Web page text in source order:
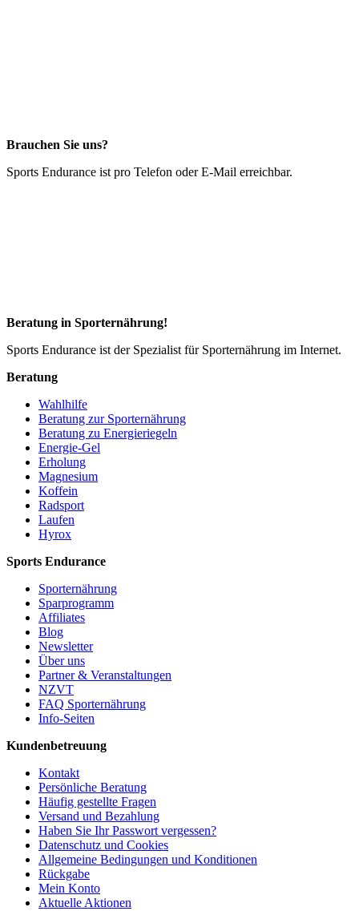
Brauchen Sie uns?
Sports Endurance ist pro Telefon oder E-Mail erreichbar.
Beratung in Sporternährung!
Sports Endurance ist der Spezialist für Sporternährung im Internet.
Beratung
Wahlhilfe
Beratung zur Sporternährung
Beratung zu Energieriegeln
Energie-Gel
Erholung
Magnesium
Koffein
Radsport
Laufen
Hyrox
Sports Endurance
Sporternährung
Sparprogramm
Affiliates
Blog
Newsletter
Über uns
Partner & Veranstaltungen
NZVT
FAQ Sporternährung
Info-Seiten
Kundenbetreuung
Kontakt
Persönliche Beratung
Häufig gestellte Fragen
Versand und Bezahlung
Haben Sie Ihr Passwort vergessen?
Datenschutz und Cookies
Allgemeine Bedingungen und Konditionen
Rückgabe
Mein Konto
Aktuelle Aktionen